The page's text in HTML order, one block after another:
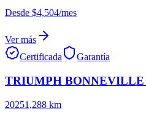
Desde $4,504/mes
Ver más
Certificada
Garantía
TRIUMPH BONNEVILLE
20251,288 km